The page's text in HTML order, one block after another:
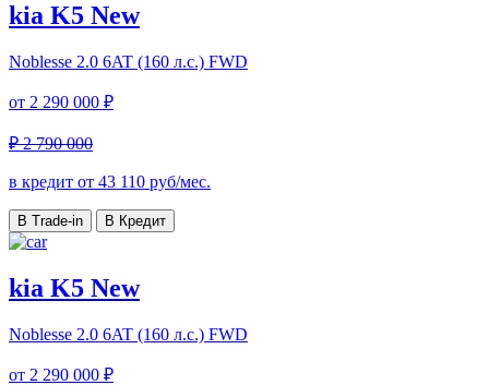
kia K5 New
Noblesse 2.0 6AT (160 л.с.) FWD
от 2 290 000 ₽
₽ 2 790 000
в кредит от 43 110 руб/мес.
В Trade-in В Кредит
kia K5 New
Noblesse 2.0 6AT (160 л.с.) FWD
от 2 290 000 ₽